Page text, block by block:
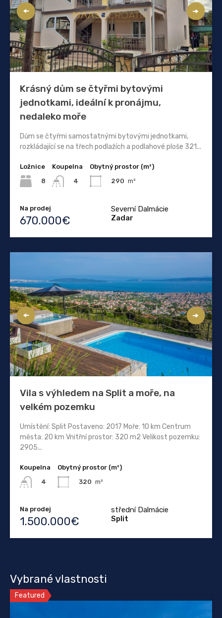
Krásný dům se čtyřmi bytovými
jednotkami, ideální k pronájmu,
nedaleko moře
Dům se čtyřmi samostatnými bytovými jednotkami,
rozkládající se na třech podlažích a podlahové ploše 321...
Ložnice
8
Koupelna
4
Obytný prostor (m²)
290 m²
Na prodej
670.000€
Severní Dalmácie
Zadar
Vila s výhledem na Split a moře, na
velkém pozemku
Umístění: Split Postaveno: 2017 Moře: 10 km Centrum
města: 20 km Vnitřní prostor: 320 m2 Velikost pozemku:
2905...
Koupelna
4
Obytný prostor (m²)
320 m²
Na prodej
1.500.000€
střední Dalmácie
Split
Vybrané vlastnosti
Featured